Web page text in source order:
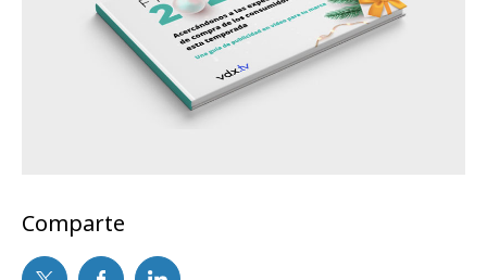
Comparte